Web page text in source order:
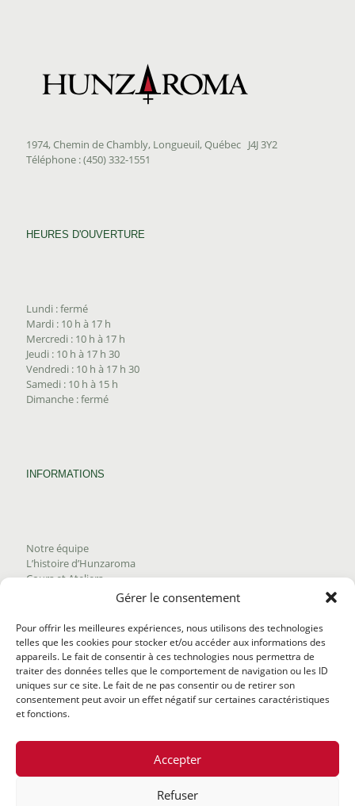
Gérer le consentement
Pour offrir les meilleures expériences, nous utilisons des technologies
telles que les cookies pour stocker et/ou accéder aux informations des
appareils. Le fait de consentir à ces technologies nous permettra de
traiter des données telles que le comportement de navigation ou les ID
uniques sur ce site. Le fait de ne pas consentir ou de retirer son
consentement peut avoir un effet négatif sur certaines caractéristiques
et fonctions.
Accepter
Refuser
1974, Chemin de Chambly, Longueuil, Québec J4J 3Y2
Téléphone : (450) 332-1551
HEURES D'OUVERTURE
Lundi : fermé
Mardi : 10 h à 17 h
Mercredi : 10 h à 17 h
Jeudi : 10 h à 17 h 30
Vendredi : 10 h à 17 h 30
Samedi : 10 h à 15 h
Dimanche : fermé
INFORMATIONS
Notre équipe
L’histoire d’Hunzaroma
Cours et Ateliers
Trouver nos produits
Politique de frais d'envoi
Termes et conditions
Politique de remboursement